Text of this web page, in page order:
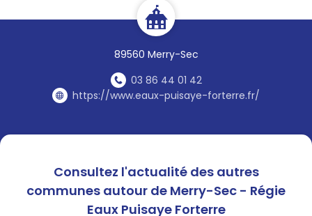
89560 Merry-Sec
03 86 44 01 42
https://www.eaux-puisaye-forterre.fr/
Consultez l'actualité des autres
communes autour de Merry-Sec - Régie
Eaux Puisaye Forterre